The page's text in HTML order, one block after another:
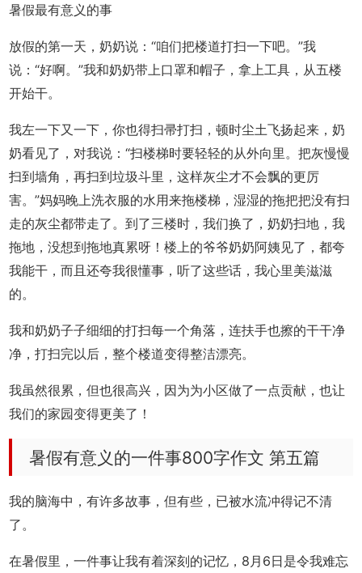
暑假最有意义的事
放假的第一天，奶奶说：“咱们把楼道打扫一下吧。”我
说：“好啊。”我和奶奶带上口罩和帽子，拿上工具，从五楼
开始干。
我左一下又一下，你也得扫帚打扫，顿时尘土飞扬起来，奶
奶看见了，对我说：“扫楼梯时要轻轻的从外向里。把灰慢慢
扫到墙角，再扫到垃圾斗里，这样灰尘才不会飘的更厉
害。”妈妈晚上洗衣服的水用来拖楼梯，湿湿的拖把把没有扫
走的灰尘都带走了。到了三楼时，我们换了，奶奶扫地，我
拖地，没想到拖地真累呀！楼上的爷爷奶奶阿姨见了，都夸
我能干，而且还夸我很懂事，听了这些话，我心里美滋滋
的。
我和奶奶子子细细的打扫每一个角落，连扶手也擦的干干净
净，打扫完以后，整个楼道变得整洁漂亮。
我虽然很累，但也很高兴，因为为小区做了一点贡献，也让
我们的家园变得更美了！
暑假有意义的一件事800字作文 第五篇
我的脑海中，有许多故事，但有些，已被水流冲得记不清
了。
在暑假里，一件事让我有着深刻的记忆，8月6日是令我难忘